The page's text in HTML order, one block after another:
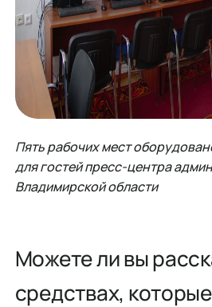
Пять рабочих мест
для гостей пресс-центра
Владимирской области
Можете ли вы
средствах,